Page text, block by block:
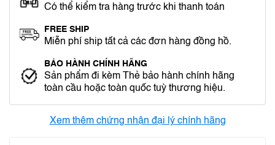
Có thể kiểm tra hàng trước khi thanh toán
FREE SHIP
Miễn phí ship tất cả các đơn hàng đồng hồ.
BẢO HÀNH CHÍNH HÃNG
Sản phẩm đi kèm Thẻ bảo hành chính hãng
toàn cầu hoặc toàn quốc tuỳ thương hiệu.
Xem thêm chứng nhận đại lý chính hãng